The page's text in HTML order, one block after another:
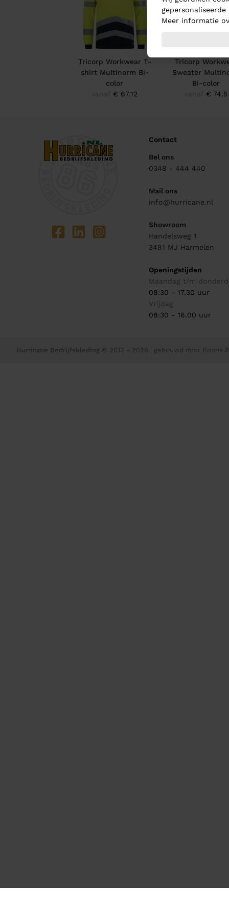
Tricorp Workwear T-
shirt Multinorm Bi-
color
€ 67.12
Tricorp
Sweater
Bi-color
€ 74.5
Contact
Bel ons
0348 - 444 440
Mail ons
info@hurricane.nl
Showroom
Handelsweg 1
3481 MJ Harmelen
Openingstijden
Maandag t/m
08:30 - 17.30 uur
Vrijdag
08:30 - 16.00 uur
Hurricane Bedrijfskleding © 2013 - 2026 | gebouwd door flooris
Meer informatie